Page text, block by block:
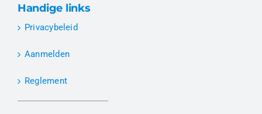
Handige links
Privacybeleid
Aanmelden
Reglement